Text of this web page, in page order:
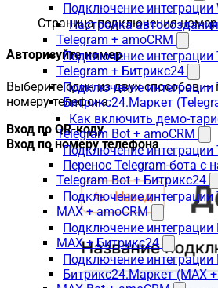
Подключение интеграции
Настройка
Telegram + amoCRM
Подключение интеграции
Telegram + Битрикс24
Подключение интеграции
Битрикс24.Маркет
Как включить демо-
Telegram Bot + amoCRM
Подключение интеграции
Перенос Telegram-бота с
Telegram Bot + Битрикс24
Подключение интеграции
MAX + amoCRM
Подключение интеграции
MAX + Битрикс24
Подключение интеграции
Битрикс24.Маркет (MAX
Страница подключения
Авторизуйте номер
Выберите один из двух способов —
номеру телефона.
Вход по QR-коду
Вход по номеру телефона